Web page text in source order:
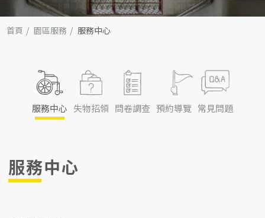
首頁 園區服務 服務中心
服務中心 失物招領 問卷調查 預約導覽 常見問題
服務中心